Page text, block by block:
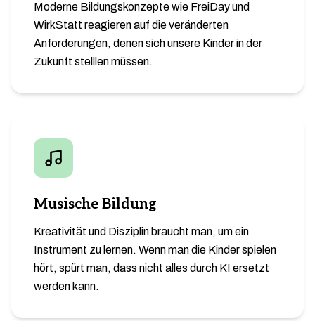
Moderne Bildungskonzepte wie FreiDay und
WirkStatt reagieren auf die veränderten
Anforderungen, denen sich unsere Kinder in der
Zukunft stelllen müssen.
Musische Bildung
Kreativität und Disziplin braucht man, um ein
Instrument zu lernen. Wenn man die Kinder spielen
hört, spürt man, dass nicht alles durch KI ersetzt
werden kann.